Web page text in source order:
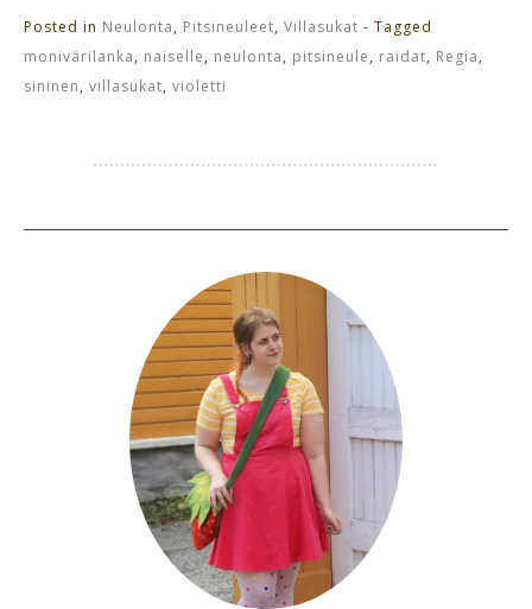
Posted in Neulonta, Pitsineuleet, Villasukat - Tagged
monivärilanka, naiselle, neulonta, pitsineule, raidat, Regia,
sininen, villasukat, violetti